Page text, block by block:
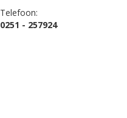
Telefoon:
0251 - 257924